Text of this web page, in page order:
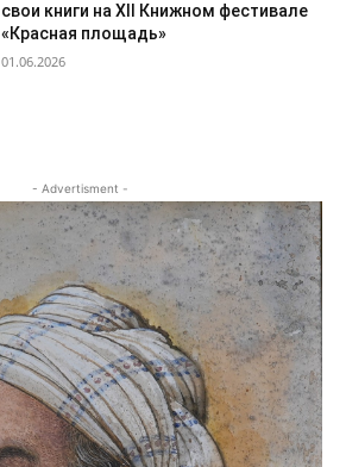
свои книги на XII Книжном фестивале
«Красная площадь»
01.06.2026
- Advertisment -